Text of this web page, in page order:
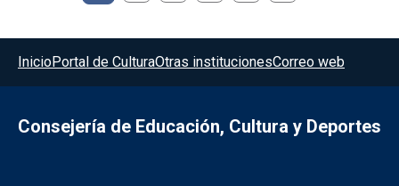
Menú del pie
InicioPortal de CulturaOtras institucionesCorreo web
Consejería de Educación, Cultura y Deportes